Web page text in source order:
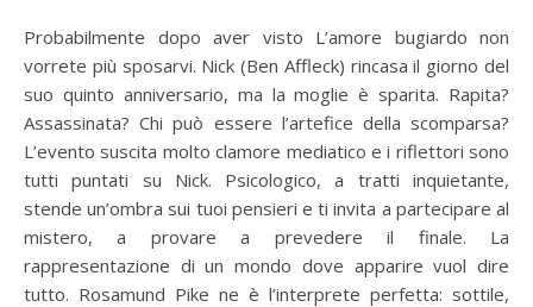
Probabilmente dopo aver visto L’amore bugiardo non
vorrete più sposarvi. Nick (Ben Affleck) rincasa il giorno del
suo quinto anniversario, ma la moglie è sparita. Rapita?
Assassinata? Chi può essere l’artefice della scomparsa?
L’evento suscita molto clamore mediatico e i riflettori sono
tutti puntati su Nick. Psicologico, a tratti inquietante,
stende un’ombra sui tuoi pensieri e ti invita a partecipare al
mistero, a provare a prevedere il finale. La
rappresentazione di un mondo dove apparire vuol dire
tutto. Rosamund Pike ne è l’interprete perfetta: sottile,